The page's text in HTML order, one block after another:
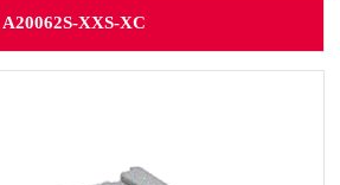
A20062S-XXS-XC